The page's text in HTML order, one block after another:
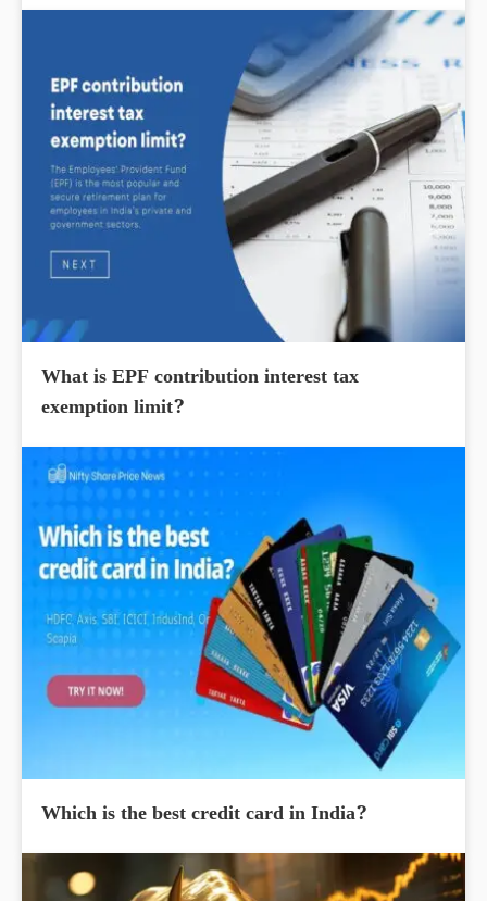
What is EPF contribution interest tax
exemption limit?
Which is the best credit card in India?